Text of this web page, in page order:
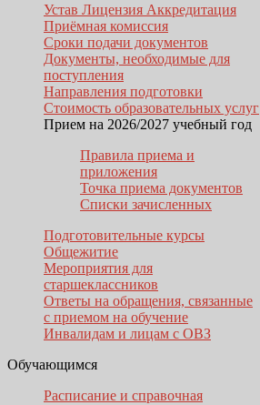
Устав Лицензия Аккредитация
Приёмная комиссия
Сроки подачи документов
Документы, необходимые для
поступления
Направления подготовки
Стоимость образовательных услуг
Прием на 2026/2027 учебный год
Правила приема и
приложения
Точка приема документов
Списки зачисленных
Подготовительные курсы
Общежитие
Мероприятия для
старшеклассников
Ответы на обращения, связанные
с приемом на обучение
Инвалидам и лицам с ОВЗ
Обучающимся
Расписание и справочная